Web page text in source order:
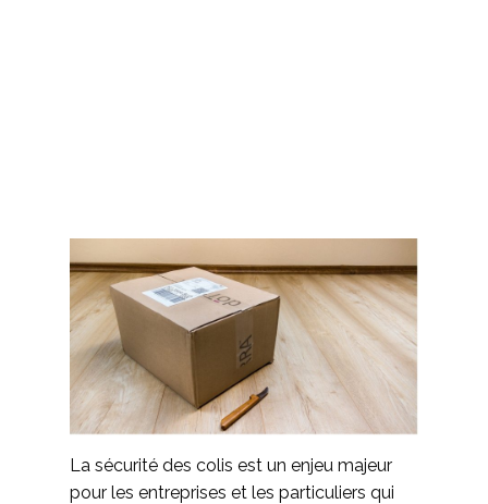
La sécurité des colis est un enjeu majeur
pour les entreprises et les particuliers qui